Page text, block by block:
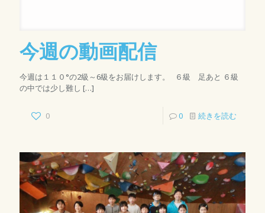
今週の動画配信
今週は１１０°の2級～6級をお届けします。 ６級 足あと ６級
の中では少し難し […]
0 0 続きを読む